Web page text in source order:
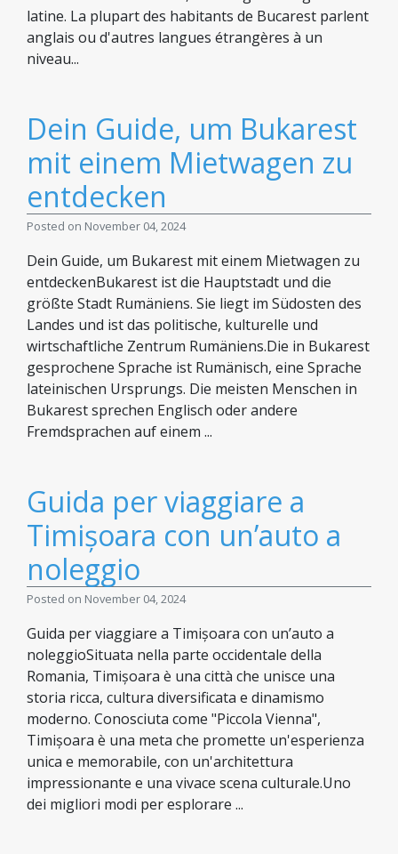
latine. La plupart des habitants de Bucarest parlent
anglais ou d'autres langues étrangères à un
niveau...
Dein Guide, um Bukarest
mit einem Mietwagen zu
entdecken
Posted on November 04, 2024
Dein Guide, um Bukarest mit einem Mietwagen zu
entdeckenBukarest ist die Hauptstadt und die
größte Stadt Rumäniens. Sie liegt im Südosten des
Landes und ist das politische, kulturelle und
wirtschaftliche Zentrum Rumäniens.Die in Bukarest
gesprochene Sprache ist Rumänisch, eine Sprache
lateinischen Ursprungs. Die meisten Menschen in
Bukarest sprechen Englisch oder andere
Fremdsprachen auf einem ...
Guida per viaggiare a
Timișoara con un’auto a
noleggio
Posted on November 04, 2024
Guida per viaggiare a Timișoara con un’auto a
noleggioSituata nella parte occidentale della
Romania, Timișoara è una città che unisce una
storia ricca, cultura diversificata e dinamismo
moderno. Conosciuta come "Piccola Vienna",
Timișoara è una meta che promette un'esperienza
unica e memorabile, con un'architettura
impressionante e una vivace scena culturale.Uno
dei migliori modi per esplorare ...